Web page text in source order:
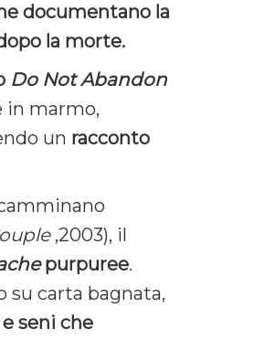
documentano la
la morte.
Do Not Abandon
in marmo,
un racconto
,2003), il
purpuree.
su carta bagnata,
seni che